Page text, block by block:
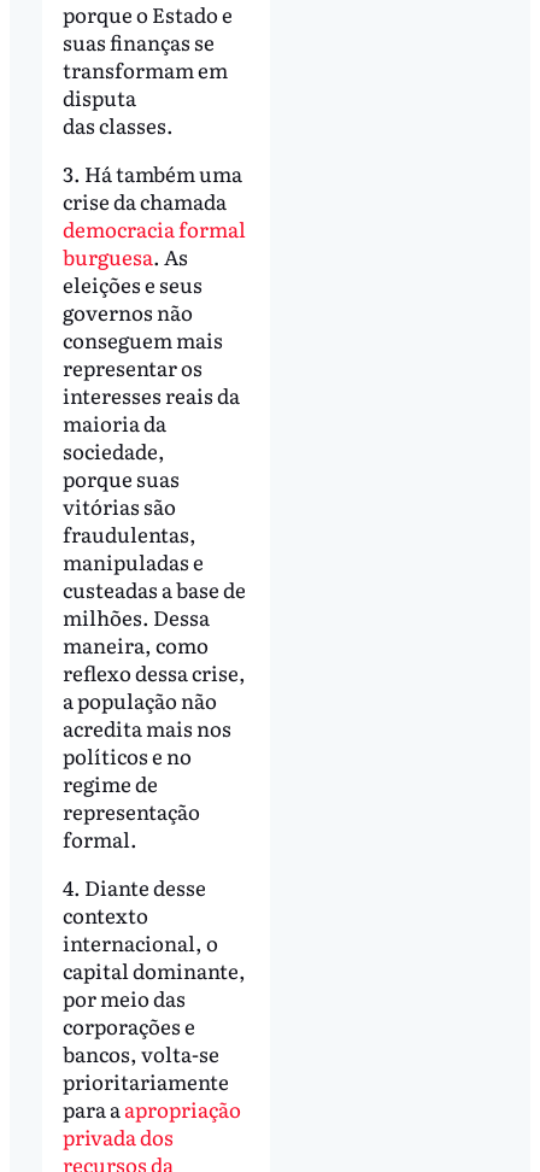
porque o Estado e
suas finanças se
transformam em
disputa
das classes.
3. Há também uma
crise da chamada
democracia formal
burguesa. As
eleições e seus
governos não
conseguem mais
representar os
interesses reais da
maioria da
sociedade,
porque suas
vitórias são
fraudulentas,
manipuladas e
custeadas a base de
milhões. Dessa
maneira, como
reflexo dessa crise,
a população não
acredita mais nos
políticos e no
regime de
representação
formal.
4. Diante desse
contexto
internacional, o
capital dominante,
por meio das
corporações e
bancos, volta-se
prioritariamente
para a apropriação
privada dos
recursos da